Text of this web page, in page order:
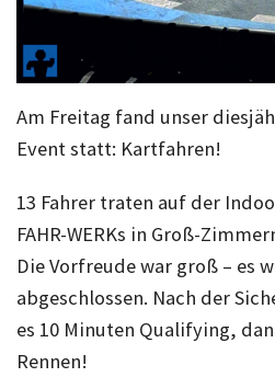
Am Freitag fand unser
Event statt: Kartfahren!
13 Fahrer traten auf der
FAHR-WERKs in Groß-
Die Vorfreude war groß – es
abgeschlossen. Nach der
es 10 Minuten Qualifying,
Rennen!